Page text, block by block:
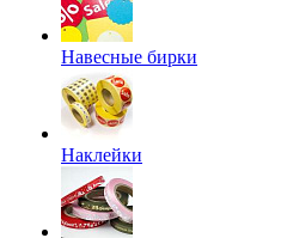
Навесные бирки
Наклейки